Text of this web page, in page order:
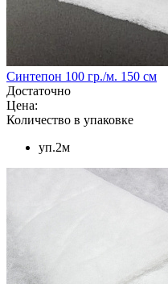
Синтепон 100 гр./м. 150 см
Достаточно
Цена:
Количество в упаковке
уп.2м